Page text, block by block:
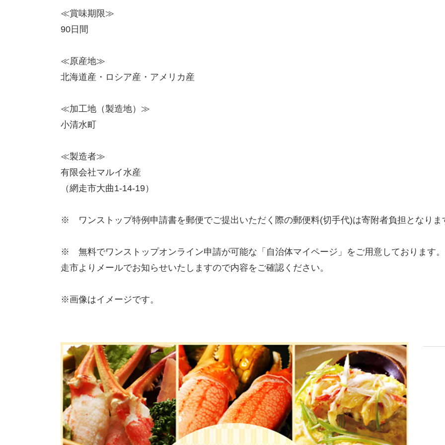
≪賞味期限≫
90日間
≪原産地≫
北海道産・ロシア産・アメリカ産
≪加工地（製造地）≫
小清水町
≪製造者≫
有限会社マルイ水産
（網走市大曲1-14-19）
※ ワンストップ特例申請書を郵便でご提出いただく際の郵便料(切手代)は寄附者負担となりま
※ 無料でワンストップオンライン申請が可能な「自治体マイページ」をご用意しております
走市よりメールでお知らせいたしますので内容をご確認ください。
※画像はイメージです。